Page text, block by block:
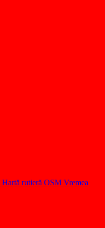
Hartă rutieră OSM Vremea